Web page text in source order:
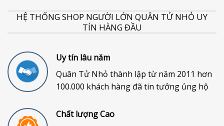
HỆ THỐNG SHOP NGƯỜI LỚN QUÂN TỬ NHỎ UY
TÍN HÀNG ĐẦU
Uy tín lâu năm
Quân Tử Nhỏ thành lập từ năm 2011 hơn
100.000 khách hàng đã tin tưởng ủng hộ
Chất lượng Cao